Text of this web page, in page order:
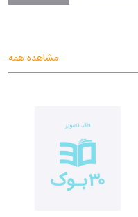
مشاهده همه